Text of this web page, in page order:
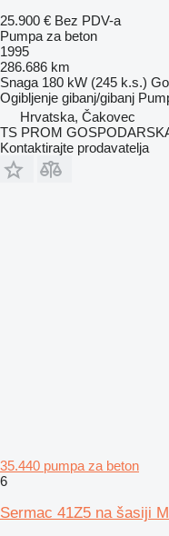
25.900 € Bez PDV-a
Pumpa za beton
1995
286.686 km
Snaga 180 kW (245 k.s.)
Ogibljenje gibanj/gibanj
Hrvatska, Čakovec
TS PROM
Kontaktirajte prodavatelja
35.440 pumpa za beton
6
Sermac 41Z5 na šasiji